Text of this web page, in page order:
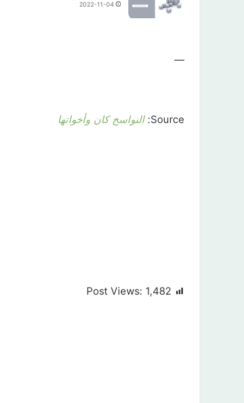
2022-11-04
—
Source: النواسخ كان وأخواتها
Post Views: 1,482